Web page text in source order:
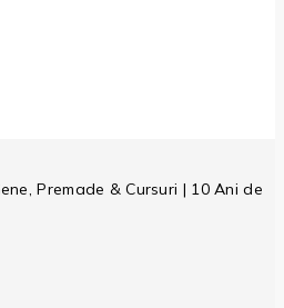
Premade & Cursuri | 10 Ani de